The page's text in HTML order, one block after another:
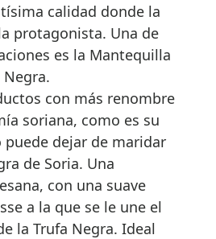
calidad donde la
protagonista. Una de
es la Mantequilla
Negra.
con más renombre
soriana, como es su
dejar de maridar
de Soria. Una
con una suave
a la que se le une el
la Trufa Negra. Ideal